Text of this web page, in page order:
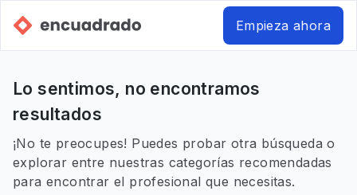
Empieza ahora
Lo sentimos, no encontramos
resultados
¡No te preocupes! Puedes probar otra búsqueda o
explorar entre nuestras categorías recomendadas
para encontrar el profesional que necesitas.